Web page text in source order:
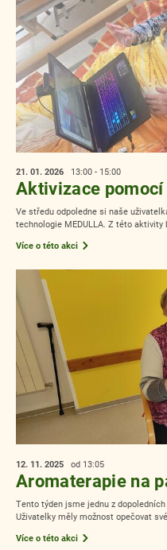
21. 01. 2026 13:00 - 15:00
Aktivizace pomocí
Ve středu odpoledne si naše
technologie MEDULLA. Z této aktivity
Více o této akci
12. 11. 2025 od 13:05
Aromaterapie na
Tento týden jsme jednu z
Uživatelky měly možnost opečovat
Více o této akci